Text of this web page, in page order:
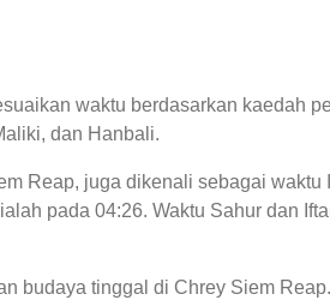
waktu berdasarkan kaedah
dan Hanbali.
Reap, juga dikenali sebagai
pada 04:26. Waktu Sahur dan
budaya tinggal di Chrey Siem